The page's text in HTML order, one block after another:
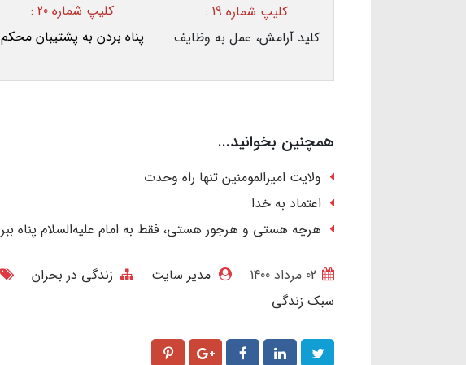
کلیپ شماره 19 :
کلید آرامش، عمل به وظایف
کلیپ شماره 20 :
پناه بردن به پشتیبان محکم
همچنین بخوانید...
ولایت امیرالمومنین تنها راه وحدت
اعتماد به خدا
هرچه هستی و هرجور هستی، فقط به امام علیه‌السلام پناه ببر
مدیر سایت زندگی در بحران
سبک زندگی